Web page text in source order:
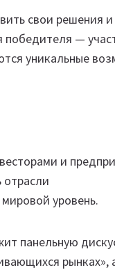
свои решения
победителя —
уникальные
и
отрасли
уровень.
панельную